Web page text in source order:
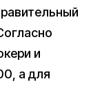
и
а для